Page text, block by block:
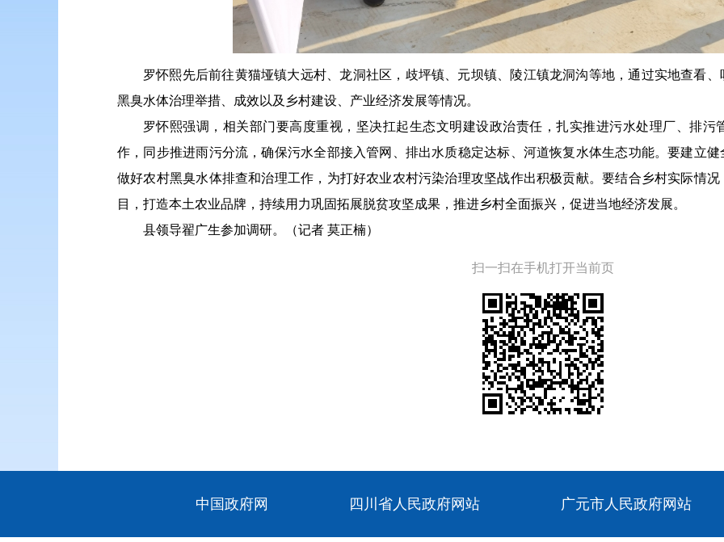
罗怀熙先后前往黄猫垭镇大远村、龙洞社区，歧坪镇、元坝镇、陵江镇龙洞沟等地，通过实地查看
黑臭水体治理举措、成效以及乡村建设、产业经济发展等情况。
罗怀熙强调，相关部门要高度重视，坚决扛起生态文明建设政治责任，扎实推进污水处理厂、排
作，同步推进雨污分流，确保污水全部接入管网、排出水质稳定达标、河道恢复水体生态功能。要建立
做好农村黑臭水体排查和治理工作，为打好农业农村污染治理攻坚战作出积极贡献。要结合乡村实际情
目，打造本土农业品牌，持续用力巩固拓展脱贫攻坚成果，推进乡村全面振兴，促进当地经济发展。
县领导翟广生参加调研。（记者 莫正楠）
扫一扫在手机打开当前页
中国政府网 四川省人民政府网站 广元市人民政府网站